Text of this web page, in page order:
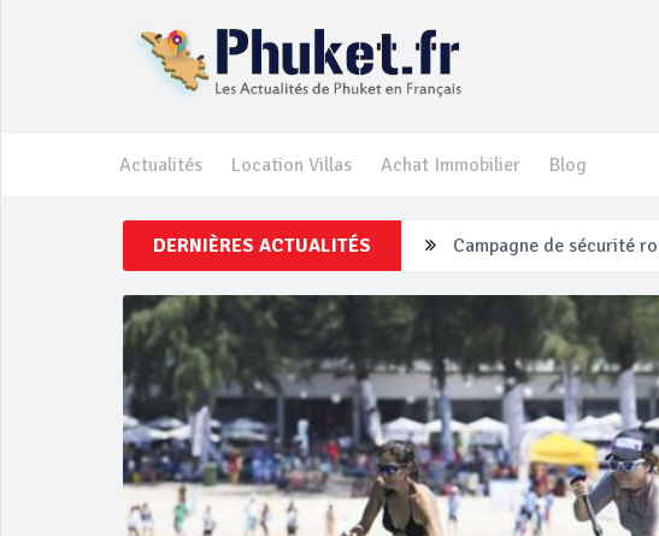
Actualités Location Villas Achat Immobilier Blog
DERNIÈRES ACTUALITÉS Un touriste français
Phuket Peranakan
‘Phuket Eye’ assurera
Phuket augmente les
Campagne de sécurité